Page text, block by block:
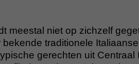
meestal niet op zichzelf
bekende traditionele
gerechten uit